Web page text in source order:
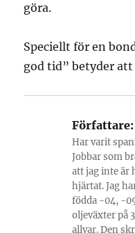
göra.
Speciellt för en
god tid” betyder
Författare:
Har varit
Jobbar som
att jag inte är
hjärtat. Jag
födda -04, -
oljeväxter på
allvar. Den